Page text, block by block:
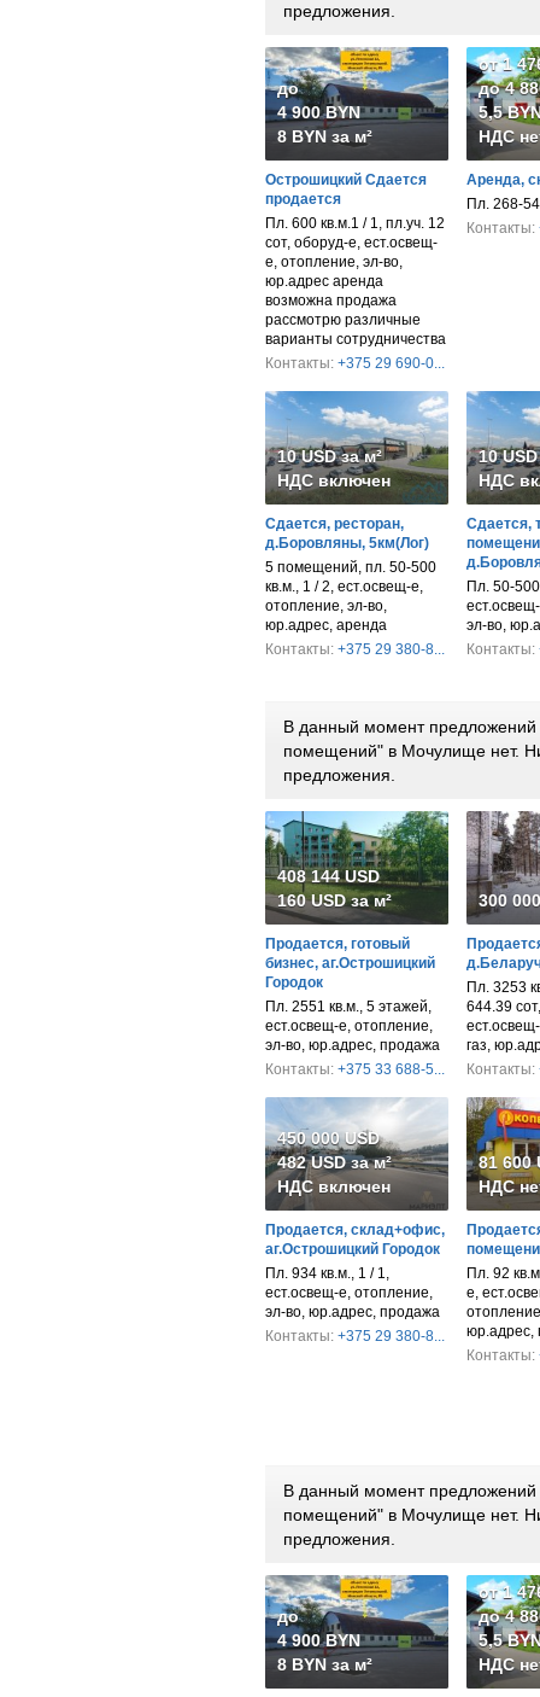
предложения.
до
4 900 BYN
8 BYN за м²
Острошицкий Сдается
продается
Пл. 600 кв.м.1 / 1, пл.уч. 12
сот, оборуд-е, ест.освещ-
е, отопление, эл-во,
юр.адрес аренда
возможна продажа
рассмотрю различные
варианты сотрудничества
Контакты: +375 29 690-0...
от 1
до 4
5,5
НДС
Аренда,
Пл. 268-
Контакты:
10 USD за м²
НДС включен
Сдается, ресторан,
д.Боровляны, 5км(Лог)
5 помещений, пл. 50-500
кв.м., 1 / 2, ест.освещ-е,
отопление, эл-во,
юр.адрес, аренда
Контакты: +375 29 380-8...
10
НДС
Сдается,
Пл. 50-
эл-во,
Контакты:
В данный момент предложений
помещений" в Мочулище нет.
предложения.
408 144 USD
160 USD за м²
Продается, готовый
бизнес, аг.Острошицкий
Городок
Пл. 2551 кв.м., 5 этажей,
ест.освещ-е, отопление,
эл-во, юр.адрес, продажа
Контакты: +375 33 688-5...
300
Пл. 3253
644.39
газ,
Контакты:
450 000 USD
482 USD за м²
НДС включен
Продается, склад+офис,
аг.Острошицкий Городок
Пл. 934 кв.м., 1 / 1,
ест.освещ-е, отопление,
эл-во, юр.адрес, продажа
Контакты: +375 29 380-8...
81 600
НДС
Пл. 92
е,
юр.адрес,
Контакты:
В данный момент предложений
помещений" в Мочулище нет.
предложения.
до
4 900 BYN
8 BYN за м²
от 1
до 4
5,5
НДС